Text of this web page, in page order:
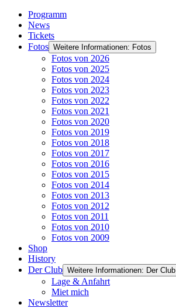
Programm
News
Tickets
Fotos Weitere Informationen: Fotos
Fotos von 2026
Fotos von 2025
Fotos von 2024
Fotos von 2023
Fotos von 2022
Fotos von 2021
Fotos von 2020
Fotos von 2019
Fotos von 2018
Fotos von 2017
Fotos von 2016
Fotos von 2015
Fotos von 2014
Fotos von 2013
Fotos von 2012
Fotos von 2011
Fotos von 2010
Fotos von 2009
Shop
History
Der Club Weitere Informationen: Der Club
Lage & Anfahrt
Miet mich
Newsletter